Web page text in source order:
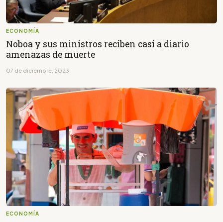
ECONOMÍA
Noboa y sus ministros reciben casi a diario
amenazas de muerte
07 de diciembre, 2023
ECONOMÍA